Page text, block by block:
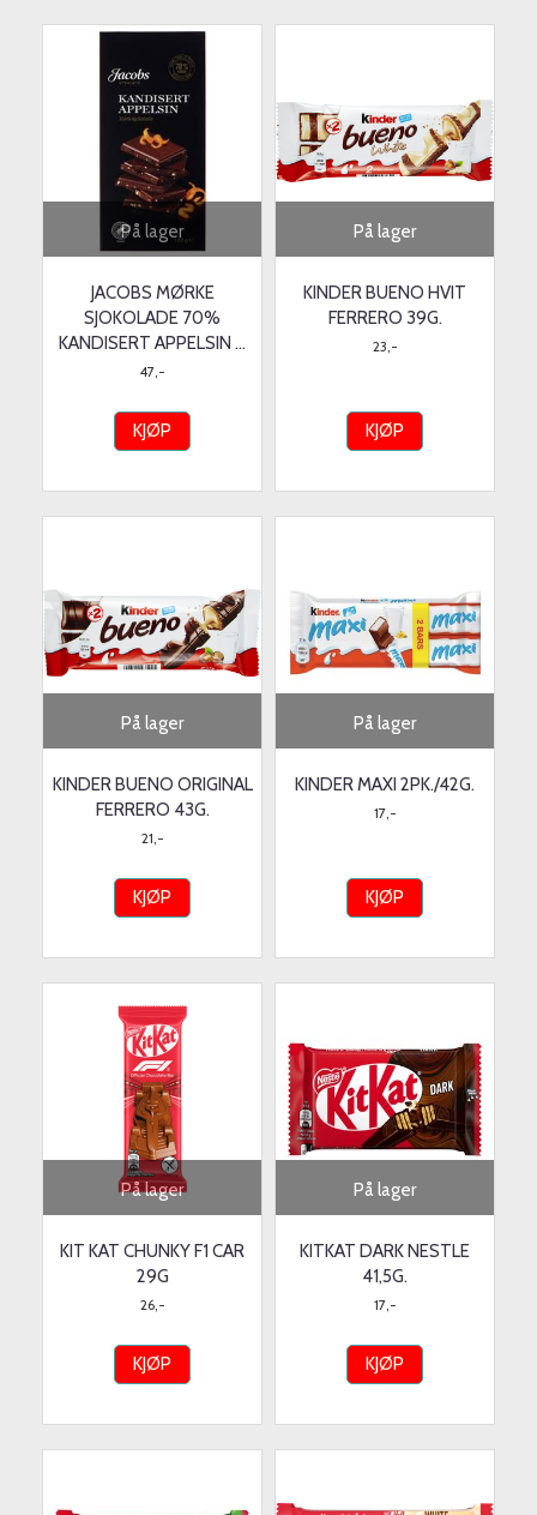
På lager
JACOBS MØRKE
SJOKOLADE 70%
KANDISERT APPELSIN ...
47,-
KJØP
På lager
KINDER BUENO HVIT
FERRERO 39G.
23,-
KJØP
På lager
KINDER BUENO ORIGINAL
FERRERO 43G.
21,-
KJØP
På lager
KINDER MAXI 2PK./42G.
17,-
KJØP
På lager
KIT KAT CHUNKY F1 CAR
29G
26,-
KJØP
På lager
KITKAT DARK NESTLE
41,5G.
17,-
KJØP